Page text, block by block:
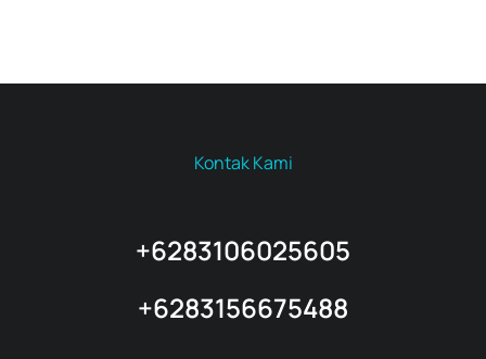
Kontak Kami
+6283106025605
+6283156675488